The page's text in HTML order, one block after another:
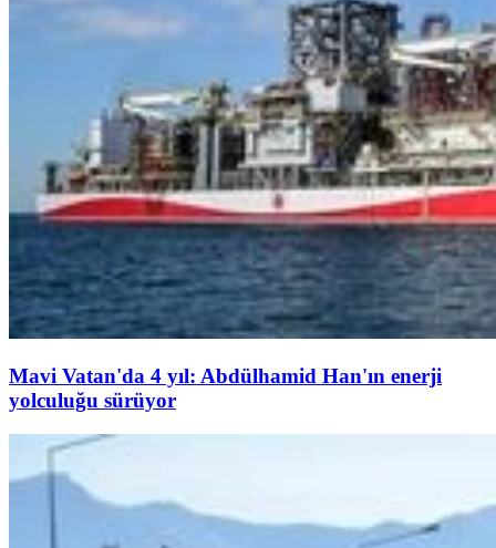
Mavi Vatan'da 4 yıl: Abdülhamid Han'ın enerji
yolculuğu sürüyor